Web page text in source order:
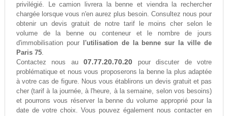
privilégié. Le camion livrera la benne et viendra la rechercher
chargée lorsque vous n'en aurez plus besoin. Consultez nous pour
obtenir un devis gratuit de notre tarif le moins cher selon le
volume de la benne ou conteneur et le nombre de jours
d'immobilisation pour
l'utilisation de la benne sur la ville de
Paris 75.
Contactez nous au07.77.20.70.20 pour discuter de votre
problématique et nous vous proposerons la benne la plus adaptée
à votre cas de figure. Nous vous établirons un devis gratuit et pas
cher (tarif à la journée, à l'heure, à la semaine, selon vos besoins)
et pourrons vous réserver la benne du volume approprié pour la
date de votre choix. Vous pouvez également nous contacter en